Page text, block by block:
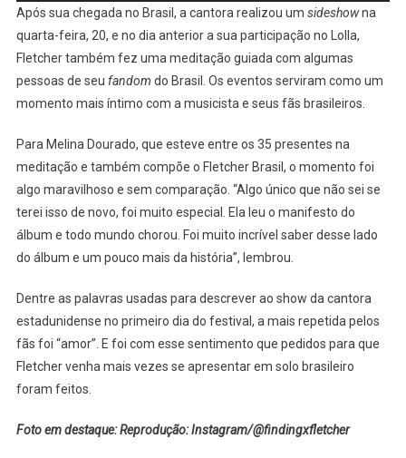
Após sua chegada no Brasil, a cantora realizou um sideshowna
quarta-feira, 20, e no dia anterior a sua participação no Lolla,
Fletcher também fez uma meditação guiada com algumas
pessoas de seu fandom do Brasil. Os eventos serviram como um
momento mais íntimo com a musicista e seus fãs brasileiros.
Para Melina Dourado, que esteve entre os 35 presentes na
meditação e também compõe o Fletcher Brasil, o momento foi
algo maravilhoso e sem comparação. “Algo único que não sei se
terei isso de novo, foi muito especial. Ela leu o manifesto do
álbum e todo mundo chorou. Foi muito incrível saber desse lado
do álbum e um pouco mais da história”, lembrou.
Dentre as palavras usadas para descrever ao show da cantora
estadunidense no primeiro dia do festival, a mais repetida pelos
fãs foi “amor”. E foi com esse sentimento que pedidos para que
Fletcher venha mais vezes se apresentar em solo brasileiro
foram feitos.
Foto em destaque: Reprodução: Instagram/@findingxfletcher